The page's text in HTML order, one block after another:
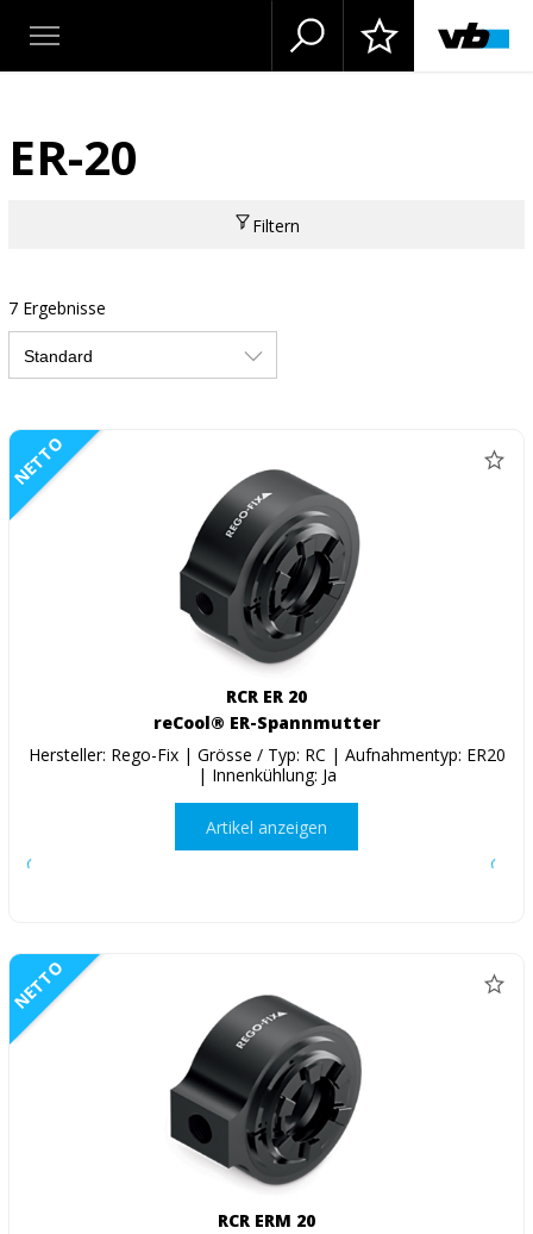
ER-20
Filtern
7 Ergebnisse
NETTO
RCR ER 20
reCool® ER-Spannmutter
Hersteller: Rego-Fix | Grösse / Typ: RC | Aufnahmentyp: ER20
| Innenkühlung: Ja
Artikel anzeigen
NETTO
RCR ERM 20